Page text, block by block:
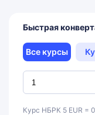
Быстрая
Все курсы
Курс НБРК 5 EUR =